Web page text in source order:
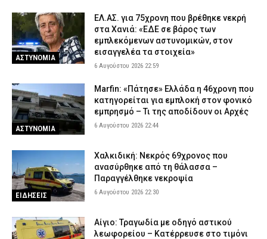
Meteo: Πότε αρχίζει η περίοδος των δασικών πυρκαγιών στην
Ελλάδα – Οι έξι πιο επικίνδυνες εβδομάδες του έτους
ΕΙΔΗΣΕΙΣ 6 Αυγούστου 2026 16:37
ΑΣΤΥΝΟΜΙΑ
ΕΛ.ΑΣ. για 75χρονη που βρέθηκε νεκρή
στα Χανιά: «ΕΔΕ σε βάρος των
εμπλεκόμενων αστυνομικών, στον
εισαγγελέα τα στοιχεία»
6 Αυγούστου 2026 22:59
ΑΣΤΥΝΟΜΙΑ
Marfin: «Πάτησε» Ελλάδα η 46χρονη που
κατηγορείται για εμπλοκή στον φονικό
εμπρησμό – Τι της αποδίδουν οι Αρχές
6 Αυγούστου 2026 22:44
ΕΙΔΗΣΕΙΣ
Χαλκιδική: Νεκρός 69χρονος που
ανασύρθηκε από τη θάλασσα –
Παραγγέλθηκε νεκροψία
6 Αυγούστου 2026 22:30
Αίγιο: Τραγωδία με οδηγό αστικού
λεωφορείου – Κατέρρευσε στο τιμόνι